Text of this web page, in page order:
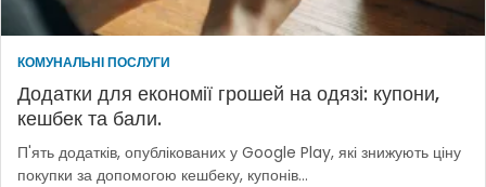
КОМУНАЛЬНІ ПОСЛУГИ
Додатки для економії грошей на одязі: купони,
кешбек та бали.
П'ять додатків, опублікованих у Google Play, які знижують ціну
покупки за допомогою кешбеку, купонів…